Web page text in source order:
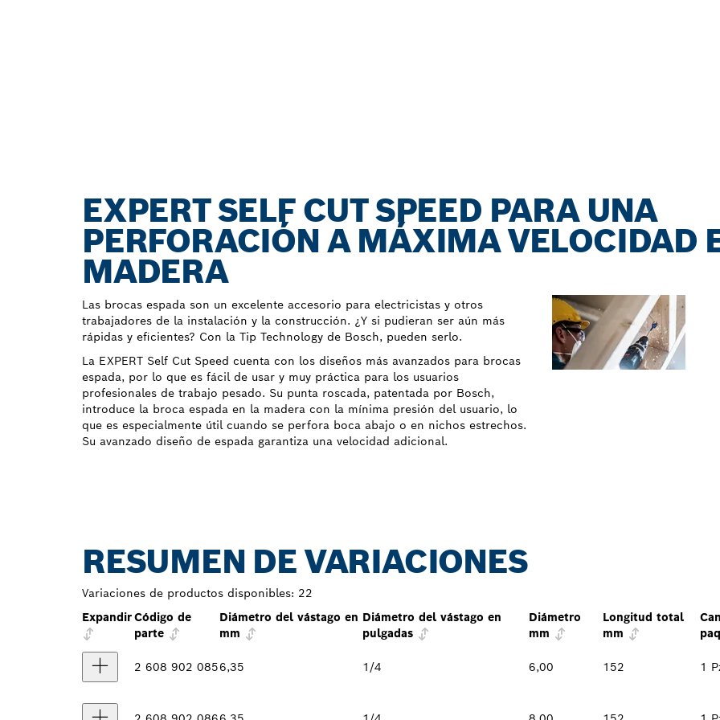
EXPERT SELF CUT SPEED PARA UNA
PERFORACIÓN A MÁXIMA VELOCIDAD
MADERA
Las brocas espada son un excelente accesorio para electricistas y otros
trabajadores de la instalación y la construcción. ¿Y si pudieran ser aún más
rápidas y eficientes? Con la Tip Technology de Bosch, pueden serlo.
La EXPERT Self Cut Speed cuenta con los diseños más avanzados para brocas
espada, por lo que es fácil de usar y muy práctica para los usuarios
profesionales de trabajo pesado. Su punta roscada, patentada por Bosch,
introduce la broca espada en la madera con la mínima presión del usuario, lo
que es especialmente útil cuando se perfora boca abajo o en nichos estrechos.
Su avanzado diseño de espada garantiza una velocidad adicional.
RESUMEN DE VARIACIONES
Variaciones de productos disponibles: 22
ExpandirCódigo de
parte
Diámetro del vástago en
mm
Diámetro del vástago en
pulgadas
Diámetro
mm
Longitud total
mm
2 608 902 0856,35 1/4 6,00 152 1